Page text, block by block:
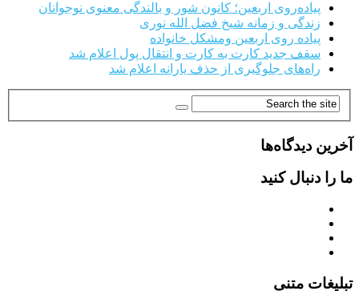
پیاده‌روی اربعین؛ کانون شور و بالندگی معنوی نوجوانان
زندگی و زمانه شیخ فضل الله نوری
پیاده روی اربعین ومشکل خانواده
سقف جدید کارت به کارت و انتقال پول اعلام شد
راه‌های جلوگیری از حذف یارانه اعلام شد
آخرین دیدگاه‌ها
ما را دنبال کنید
تبلیغات متنی